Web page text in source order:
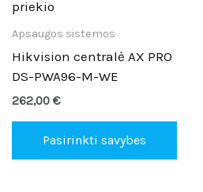
Apsaugos sistemos
Hikvision centralė AX PRO
DS-PWA96-M-WE
262,00€
Pasirinkti savybes
be
on